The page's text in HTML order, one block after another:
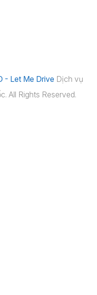
- Let Me Drive Dịch vụ
All Rights Reserved.